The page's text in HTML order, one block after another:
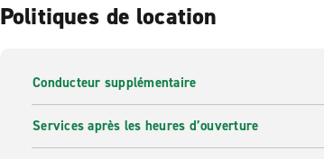
Politiques de location
Conducteur supplémentaire
Services après les heures d’ouverture